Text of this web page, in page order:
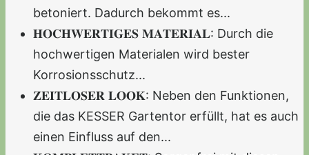
betoniert. Dadurch bekommt es...
𝐇𝐎𝐂𝐇𝐖𝐄𝐑𝐓𝐈𝐆𝐄𝐒 𝐌𝐀𝐓𝐄𝐑𝐈𝐀𝐋: Durch die
hochwertigen Materialen wird bester
Korrosionsschutz...
𝐙𝐄𝐈𝐓𝐋𝐎𝐒𝐄𝐑 𝐋𝐎𝐎𝐊: Neben den Funktionen,
die das KESSER Gartentor erfüllt, hat es auch
einen Einfluss auf den...